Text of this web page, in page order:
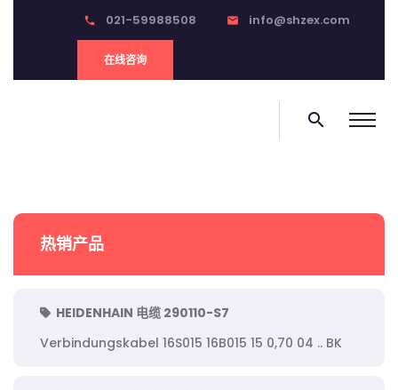
phone 021-59988508 email info@shzex.com
在线咨询
search
热销产品
HEIDENHAIN 电缆 290110-S7
Verbindungskabel 16S015 16B015 15 0,70 04 .. BK